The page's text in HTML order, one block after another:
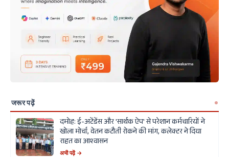
जरूर पढ़ें
दमोह: ई-अटेंडेंस और 'सार्थक ऐप' से परेशान कर्मचारियों ने
खोला मोर्चा, वेतन कटौती रोकने की मांग, कलेक्टर ने दिया
राहत का आश्वासन
अभी पढ़ें →